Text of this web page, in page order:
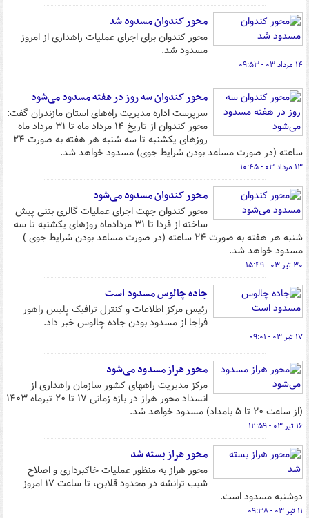
محور کندوان مسدود شد
محور کندوان برای اجرای عملیات راهداری از امروز
مسدود شد.
۱۴ مرداد ۰۳ - ۰۹:۵۳
محور کندوان سه روز در هفته مسدود می‌شود
سرپرست اداره مدیریت راه‌های استان مازندران گفت:
محور کندوان از تاریخ ۱۴ مرداد ماه تا ۳۱ مرداد ماه
روزهای یکشنبه تا سه شنبه هر هفته به صورت ۲۴
ساعته (در صورت مساعد بودن شرایط جوی) مسدود خواهد شد.
۱۳ مرداد ۰۳ - ۱۰:۴۵
محور کندوان مسدود می‌شود
محور کندوان جهت اجرای عملیات گالری بتنی پیش
ساخته از فردا تا ۳۱ مردادماه روزهای یکشنبه تا سه
شنبه هر هفته به صورت ۲۴ ساعته (در صورت مساعد بودن شرایط جوی )
مسدود خواهد شد.
۳۰ تیر ۰۳ - ۱۵:۴۹
جاده چالوس مسدود است
رئیس مرکز اطلاعات و کنترل ترافیک پلیس راهور
فراجا از مسدود بودن جاده چالوس خبر داد.
۱۷ تیر ۰۳ - ۰۹:۰۱
محور هراز مسدود می‌شود
مرکز مدیریت راههای کشور سازمان راهداری از
انسداد محور هراز در بازه زمانی ۱۷ تا ۲۰ تیرماه ۱۴۰۳
(از ساعت ۲۰ تا ۵ بامداد) مسدود خواهد شد.
۱۶ تیر ۰۳ - ۱۲:۵۹
محور هراز بسته شد
محور هراز به منظور عملیات خاکبرداری و اصلاح
شیب ترانشه در محدود قلابن، تا ساعت ۱۷ امروز
دوشنبه مسدود است.
۱۱ تیر ۰۳ - ۰۹:۳۸